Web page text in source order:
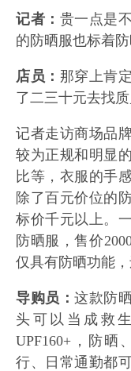
记者： 贵一点是
的防晒服也标着防
店员： 那穿上肯
了二三十元去找
记者走访商场品
较为正规和明显
比等，衣服的手
除了百元价位的
标价千元以上。
防晒服，售价
仅具有防晒功能
导购员：这款防
头可以当成救
UPF160+，防晒
行、日常通勤都